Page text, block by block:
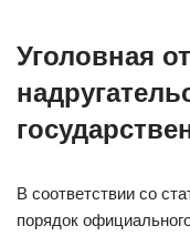
Уголовная
В соответствии со
порядок